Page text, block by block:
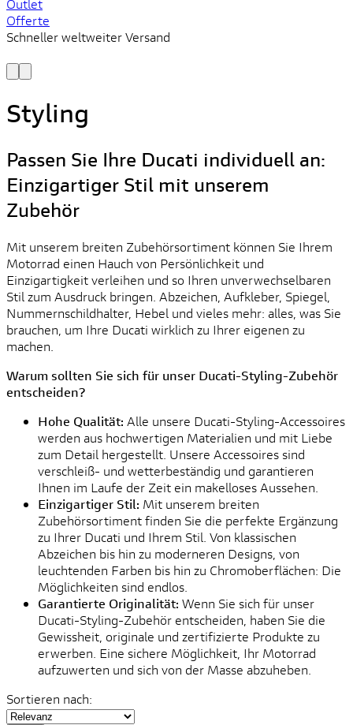
Outlet
Offerte
Schneller weltweiter Versand
Styling
Passen Sie Ihre Ducati individuell an:
Einzigartiger Stil mit unserem
Zubehör
Mit unserem breiten Zubehörsortiment können Sie Ihrem
Motorrad einen Hauch von Persönlichkeit und
Einzigartigkeit verleihen und so Ihren unverwechselbaren
Stil zum Ausdruck bringen. Abzeichen, Aufkleber, Spiegel,
Nummernschildhalter, Hebel und vieles mehr: alles, was Sie
brauchen, um Ihre Ducati wirklich zu Ihrer eigenen zu
machen.
Warum sollten Sie sich für unser Ducati-Styling-Zubehör
entscheiden?
Hohe Qualität: Alle unsere Ducati-Styling-Accessoires
werden aus hochwertigen Materialien und mit Liebe
zum Detail hergestellt. Unsere Accessoires sind
verschleiß- und wetterbeständig und garantieren
Ihnen im Laufe der Zeit ein makelloses Aussehen.
Einzigartiger Stil: Mit unserem breiten
Zubehörsortiment finden Sie die perfekte Ergänzung
zu Ihrer Ducati und Ihrem Stil. Von klassischen
Abzeichen bis hin zu moderneren Designs, von
leuchtenden Farben bis hin zu Chromoberflächen: Die
Möglichkeiten sind endlos.
Garantierte Originalität: Wenn Sie sich für unser
Ducati-Styling-Zubehör entscheiden, haben Sie die
Gewissheit, originale und zertifizierte Produkte zu
erwerben. Eine sichere Möglichkeit, Ihr Motorrad
aufzuwerten und sich von der Masse abzuheben.
Sortieren nach: